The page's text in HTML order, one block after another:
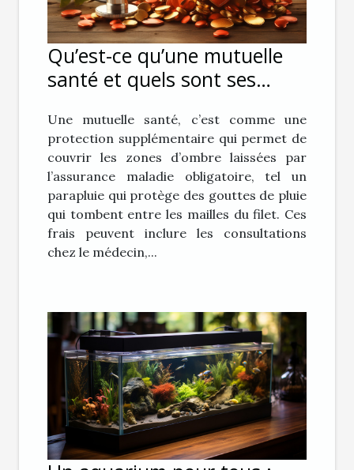
Qu’est-ce qu’une mutuelle
santé et quels sont ses
Une mutuelle santé, c’est comme une
protection supplémentaire qui permet de
couvrir les zones d’ombre laissées par
l’assurance maladie obligatoire, tel un
parapluie qui protège des gouttes de pluie
qui tombent entre les mailles du filet. Ces
frais peuvent inclure les consultations
chez le médecin,...